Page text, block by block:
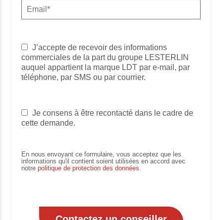
J’accepte de recevoir des informations
commerciales de la part du groupe LESTERLIN
auquel appartient la marque LDT par e-mail, par
téléphone, par SMS ou par courrier.
Je consens à être recontacté dans le cadre de
cette demande.
En nous envoyant ce formulaire, vous acceptez que les
informations qu'il contient soient utilisées en accord avec
notrepolitique de protection des données.